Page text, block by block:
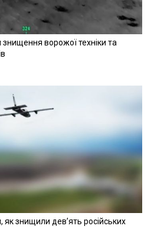
ворожої техніки та
знищили девʼять російських